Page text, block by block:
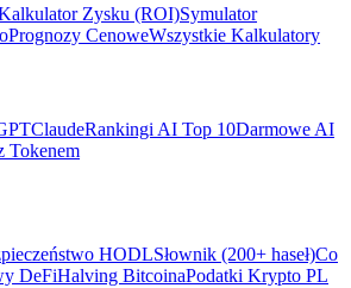
Zysku (ROI)Symulator
Prognozy CenoweWszystkie Kalkulatory
ClaudeRankingi AI Top 10Darmowe AI
Tokenem
HODLSłownik (200+ haseł)Co
DeFiHalving BitcoinaPodatki Krypto PL